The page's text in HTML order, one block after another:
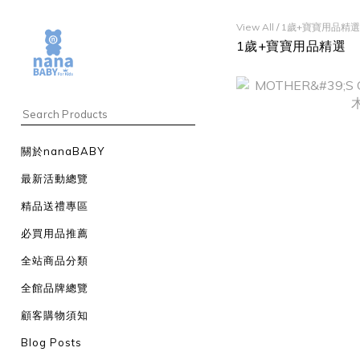
關於nanaBABY
最新活動總覽
精品送禮專區
必買用品推薦
全站商品分類
全館品牌總覽
顧客購物須知
Blog Posts
View All / 1歲+寶寶用品精選
1歲+寶寶用品精選